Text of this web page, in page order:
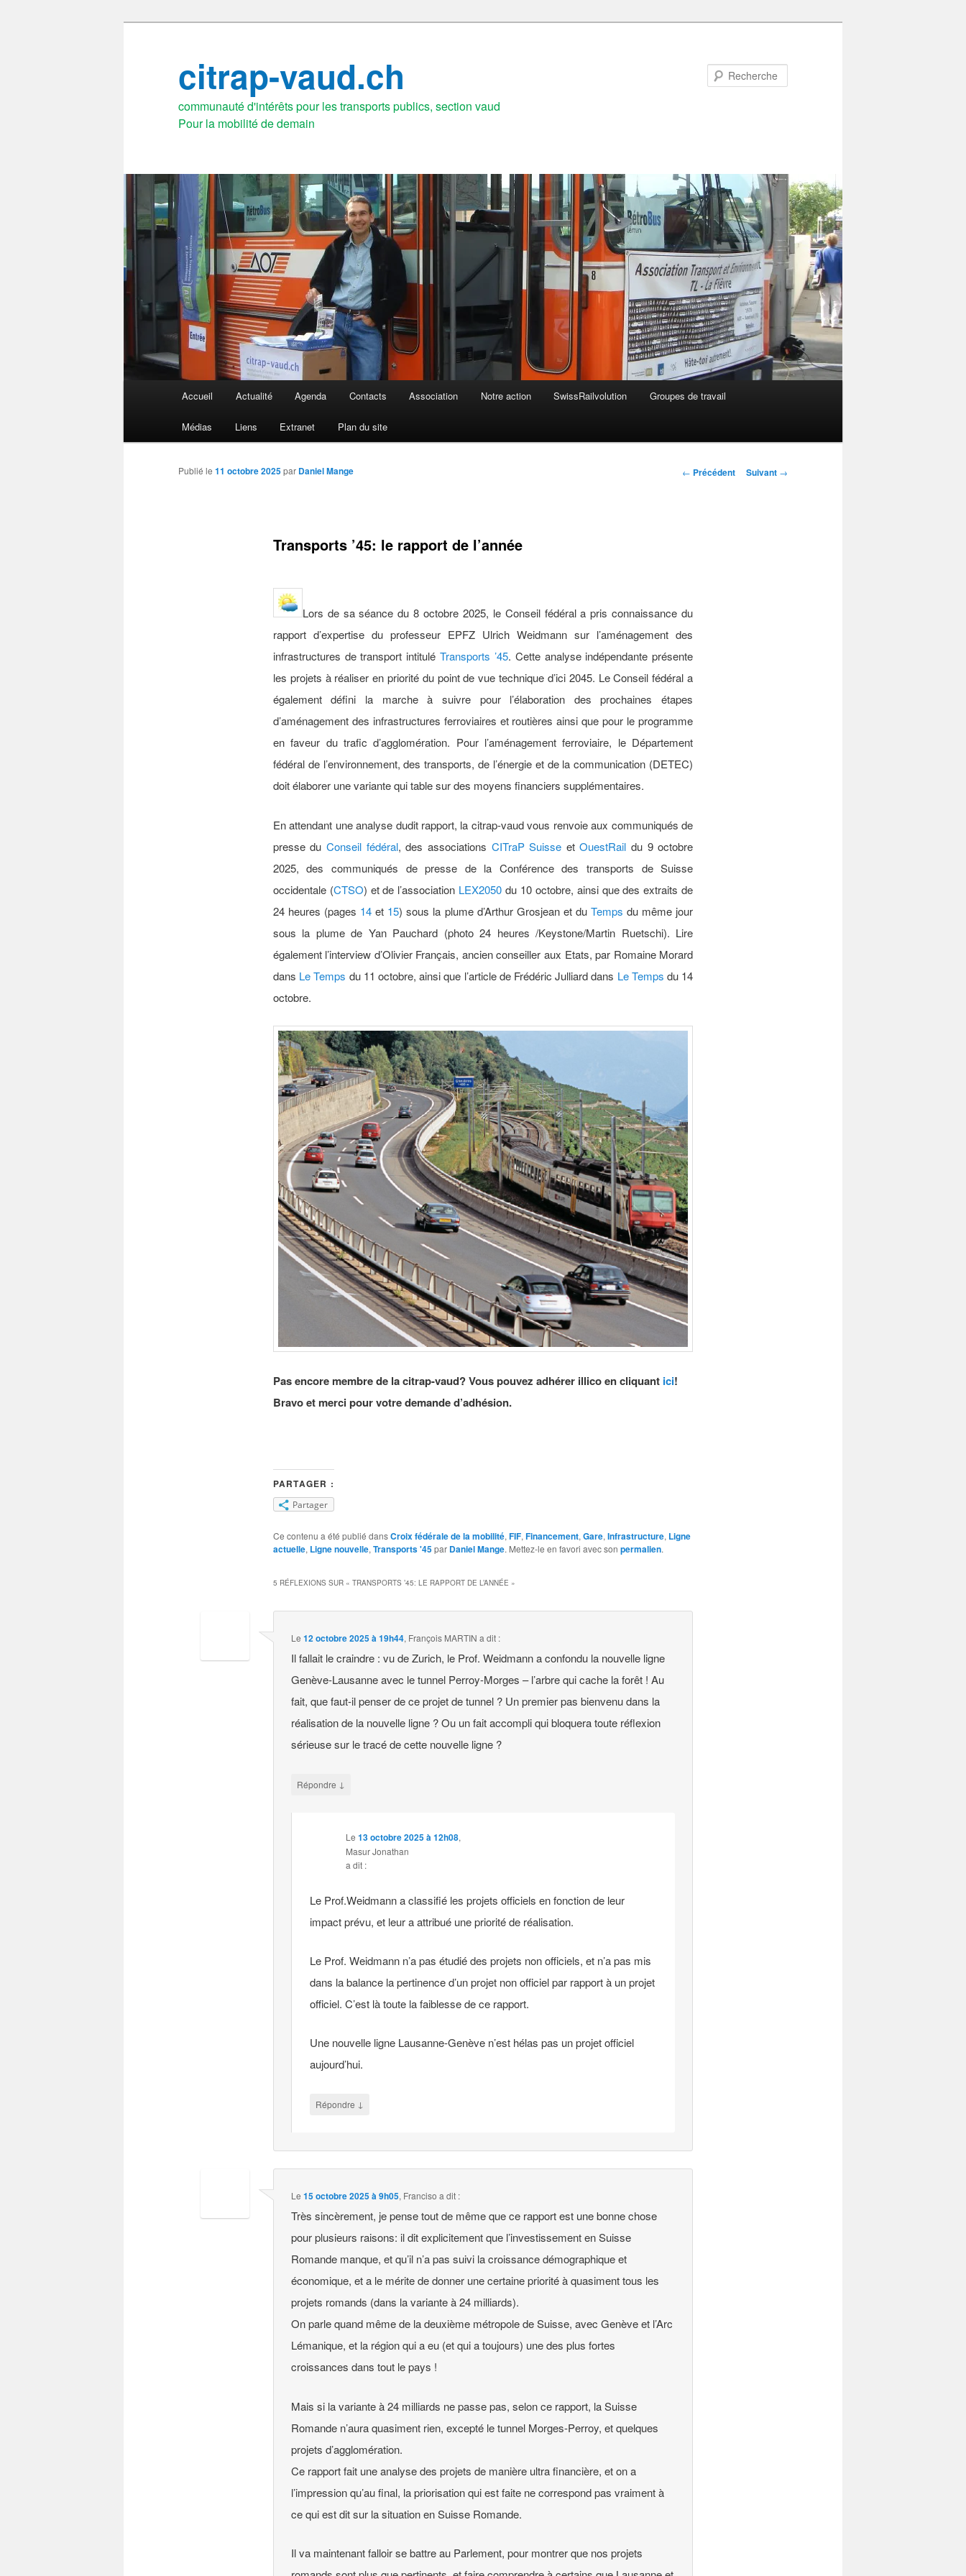
citrap-vaud.ch
communauté d'intérêts pour les transports publics, section vaud
Accueil Actualité Agenda Contacts Association Notre action SwissRailvolution Groupes de travail
Médias Liens Extranet Plan du site
Navigation
← Précédent Suivant →
Transports ’45: le rapport de l’année
Publié le 11 octobre 2025par Daniel Mange
Lors de sa séance du 8 octobre 2025, le Conseil fédéral a pris connaissance du
rapport d’expertise du professeur EPFZ Ulrich Weidmann sur l’aménagement des
infrastructures de transport intituléTransports ’45. Cette analyse indépendante présente
les projets à réaliser en priorité du point de vue technique d’ici 2045. Le Conseil fédéral a
également défini la marche à suivre pour l’élaboration des prochaines étapes
d’aménagement des infrastructures ferroviaires et routières ainsi que pour le programme
en faveur du trafic d’agglomération. Pour l’aménagement ferroviaire, le Département
fédéral de l’environnement, des transports, de l’énergie et de la communication (DETEC)
doit élaborer une variante qui table sur des moyens financiers supplémentaires.
En attendant une analyse dudit rapport, la citrap-vaud vous renvoie aux communiqués de
presse duConseil fédéral, des associations CITraP Suisse etOuestRail du 9 octobre
2025, des communiqués de presse de la Conférence des transports de Suisse
occidentale (CTSO) et de l’association LEX2050 du 10 octobre, ainsi que des extraits de
24 heures (pages 14 et 15) sous la plume d’Arthur Grosjean et du Temps du même jour
sous la plume de Yan Pauchard (photo 24 heures /Keystone/Martin Ruetschi). Lire
également l’interview d’Olivier Français, ancien conseiller aux Etats, par Romaine Morard
dans Le Temps du 11 octobre, ainsi que l’article de Frédéric Julliard dans Le Temps du 14
octobre.
Pas encore membre de la citrap-vaud? Vous pouvez adhérer illico en cliquant ici!
Bravo et merci pour votre demande d’adhésion.
PARTAGER :
Partager
Ce contenu a été publié dansCroix fédérale de la mobilité,FIF,Financement,Gare,Infrastructure, Ligne
actuelle, Ligne nouvelle,Transports '45par Daniel Mange. Mettez-le en favori avec son permalien.
5 RÉFLEXIONS SUR « TRANSPORTS ’45: LE RAPPORT DE L’ANNÉE »
Le12 octobre 2025 à 19h44, François MARTIN a dit :
Il fallait le craindre : vu de Zurich, le Prof. Weidmann a confondu la nouvelle ligne
Genève-Lausanne avec le tunnel Perroy-Morges – l’arbre qui cache la forêt ! Au
fait, que faut-il penser de ce projet de tunnel ? Un premier pas bienvenu dans la
réalisation de la nouvelle ligne ? Ou un fait accompli qui bloquera toute réflexion
sérieuse sur le tracé de cette nouvelle ligne ?
Répondre ↓
Le 13 octobre 2025 à 12h08,
Masur Jonathan
a dit :
Le Prof.Weidmann a classifié les projets officiels en fonction de leur
impact prévu, et leur a attribué une priorité de réalisation.
Le Prof. Weidmann n’a pas étudié des projets non officiels, et n’a pas mis
dans la balance la pertinence d’un projet non officiel par rapport à un projet
officiel. C’est là toute la faiblesse de ce rapport.
Une nouvelle ligne Lausanne-Genève n’est hélas pas un projet officiel
aujourd’hui.
Répondre ↓
Le15 octobre 2025 à 9h05, Franciso a dit :
Très sincèrement, je pense tout de même que ce rapport est une bonne chose
pour plusieurs raisons: il dit explicitement que l’investissement en Suisse
Romande manque, et qu’il n’a pas suivi la croissance démographique et
économique, et a le mérite de donner une certaine priorité à quasiment tous les
projets romands (dans la variante à 24 milliards).
On parle quand même de la deuxième métropole de Suisse, avec Genève et l’Arc
Lémanique, et la région qui a eu (et qui a toujours) une des plus fortes
croissances dans tout le pays !
Mais si la variante à 24 milliards ne passe pas, selon ce rapport, la Suisse
Romande n’aura quasiment rien, excepté le tunnel Morges-Perroy, et quelques
projets d’agglomération.
Ce rapport fait une analyse des projets de manière ultra financière, et on a
l’impression qu’au final, la priorisation qui est faite ne correspond pas vraiment à
ce qui est dit sur la situation en Suisse Romande.
Il va maintenant falloir se battre au Parlement, pour montrer que nos projets